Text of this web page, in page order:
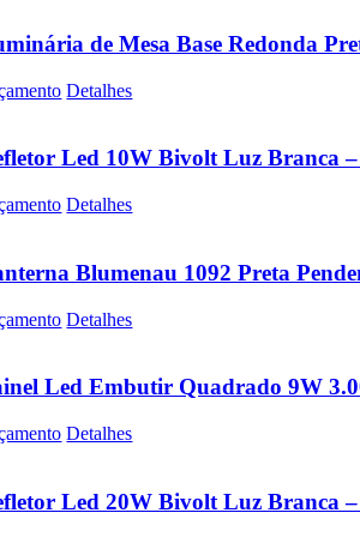
de Mesa Base Redonda
Detalhes
Led 10W Bivolt Luz Branca –
Detalhes
Blumenau 1092 Preta
Detalhes
Led Embutir Quadrado 9W
Detalhes
Led 20W Bivolt Luz Branca –